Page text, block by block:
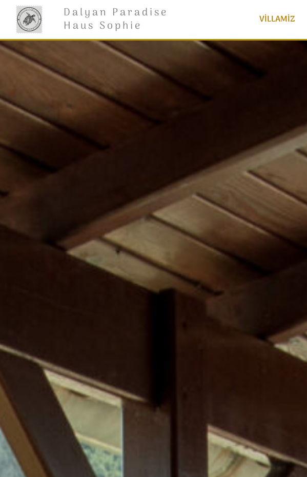
İçeriğe
Dalyan Paradise
Haus Sophie
VILLAMIZ